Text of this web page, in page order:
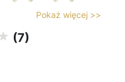
Pokaż więcej >>
(7)